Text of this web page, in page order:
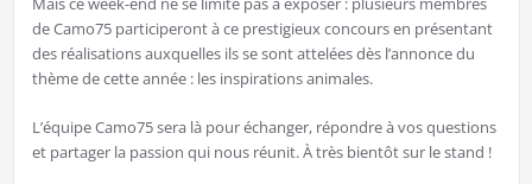
de Camo75 participeront à ce prestigieux concours en présentant
des réalisations auxquelles ils se sont attelées dès l’annonce du
thème de cette année : les inspirations animales.
L’équipe Camo75 sera là pour échanger, répondre à vos questions
et partager la passion qui nous réunit. À très bientôt sur le stand !